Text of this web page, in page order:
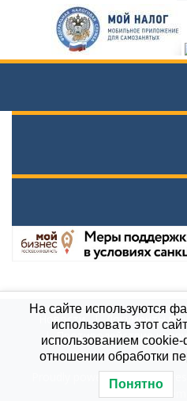
Новости
Документы
Противодействие
МБОУ \"Гимназия им.
Proudly powered by WordPress
На сайте используются
использовать этот
использованием
отношении обработки
Понятно